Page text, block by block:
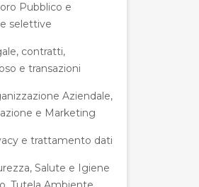
Pubblico e
selettive
contratti,
e transazioni
Aziendale,
e Marketing
e trattamento dati
Salute e Igiene